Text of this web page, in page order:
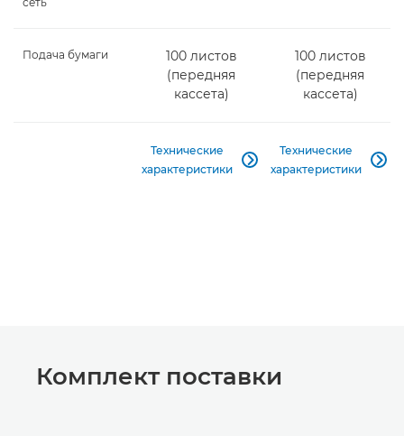
Подача бумаги
100 листов
(передняя
кассета)
100 листов
(передняя
кассета)
Технические
характеристики

Технические
характеристики

Комплект поставки